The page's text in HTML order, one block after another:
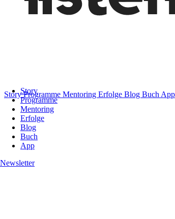
StoryProgramme Mentoring Erfolge Blog Buch App
Story
Programme
Mentoring
Erfolge
Blog
Buch
App
Newsletter